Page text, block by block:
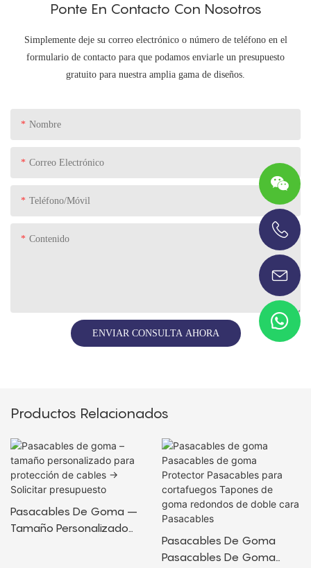
Ponte En Contacto Con Nosotros
Simplemente deje su correo electrónico o número de teléfono en el
formulario de contacto para que podamos enviarle un presupuesto
gratuito para nuestra amplia gama de diseños.
Nombre
Correo Electrónico
Teléfono/Móvil
Contenido
ENVIAR CONSULTA AHORA
Productos Relacionados
Pasacables De Goma –
Tamaño Personalizado
Pasacables De Goma
Pasacables De Goma